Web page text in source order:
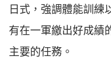
日式，強調體能訓練
有在一軍繳出好成績
主要的任務。